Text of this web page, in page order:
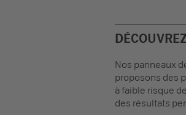
Nos panneaux
proposons des
à faible risque
des résultats